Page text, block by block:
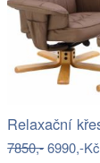
7850,-6990,-Kč